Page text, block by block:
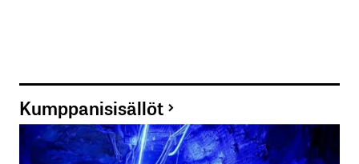
Kumppanisisällöt